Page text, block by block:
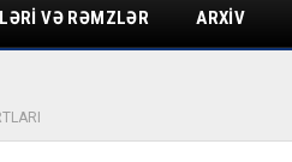
VƏ RƏMZLƏR ARXIV